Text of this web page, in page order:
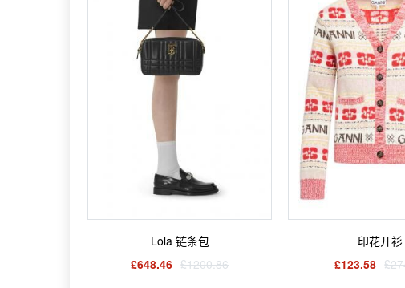
Lola 链条包
£648.46 £1200.86
印花开衫
£123.58